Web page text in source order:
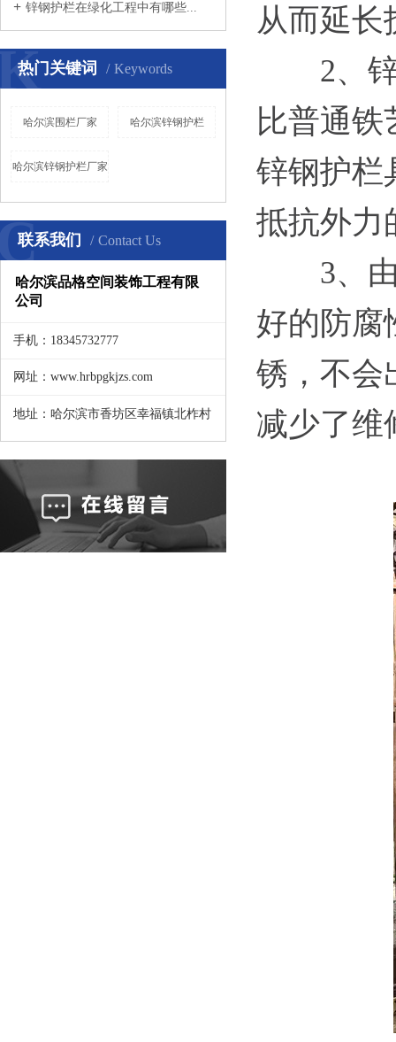
锌钢护栏在绿化工程中有哪些...
热门关键词 Keywords
哈尔滨围栏厂家 哈尔滨锌钢护栏
哈尔滨锌钢护栏厂家
联系我们 Contact Us
哈尔滨品格空间装饰工程有限
公司
手机：18345732777
网址：www.hrbpgkjzs.com
地址：哈尔滨市香坊区幸福镇北柞村
从而延长
2、
比普通
锌钢护栏
抵抗外力
3、
好的防腐
锈，不会
减少了维